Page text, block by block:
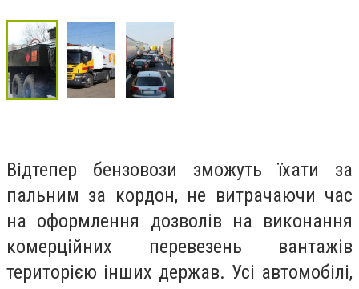
Відтепер бензовози зможуть їхати за
пальним за кордон, не витрачаючи час
на оформлення дозволів на виконання
комерційних перевезень вантажів
територією інших держав. Усі автомобілі,